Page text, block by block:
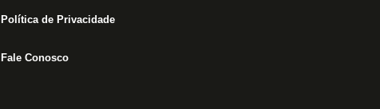
Política de Privacidade
Fale Conosco